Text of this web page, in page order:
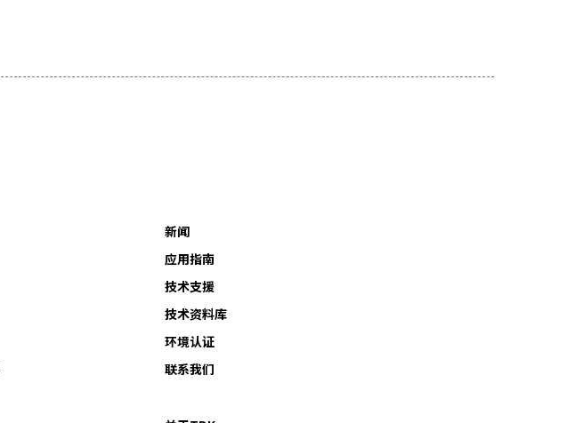
新闻
应用指南
技术支援
技术资料库
环境认证
联系我们